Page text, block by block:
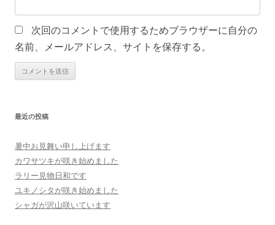
次回のコメントで使用するためブラウザーに自分の
名前、メールアドレス、サイトを保存する。
最近の投稿
暑中お見舞い申し上げます
カワサツキが咲き始めました
ラリー見物日和です
ユキノシタが咲き始めました
シャガが沢山咲いています